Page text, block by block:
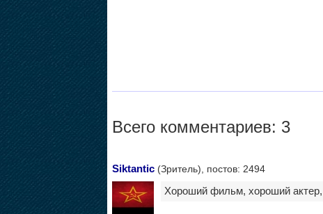
Всего комментариев: 3
Siktantic(Зритель), постов: 2494
Хороший фильм, хороший